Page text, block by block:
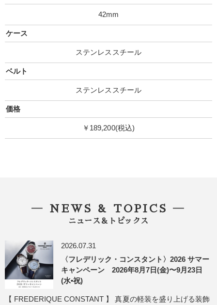
42mm
ケース
ステンレススチール
ベルト
ステンレススチール
価格
￥189,200(税込)
― NEWS & TOPICS ―
ニュース＆トピックス
2026.07.31
〈フレデリック・コンスタント〉2026 サマー
キャンペーン 2026年8月7日(金)〜9月23日
(水•祝)
【 FREDERIQUE CONSTANT 】 真夏の軽装を盛り上げる装飾